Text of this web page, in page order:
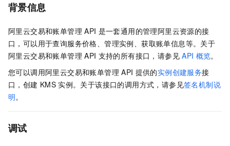
背景信息
阿里云交易和账单管理 API 是一套通用的管理阿里云资源的接
口，可以用于查询服务价格、管理实例、获取账单信息等。关于
阿里云交易和账单管理 API 支持的所有接口，请参见 API 概览。
您可以调用阿里云交易和账单管理 API 提供的实例创建服务接
口，创建 KMS 实例。关于该接口的调用方式，请参见签名机制说
明。
调试